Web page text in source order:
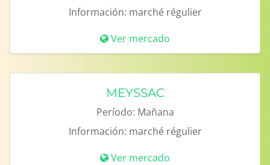
Información: marché régulier
Ver mercado
MEYSSAC
Período: Mañana
Información: marché régulier
Ver mercado